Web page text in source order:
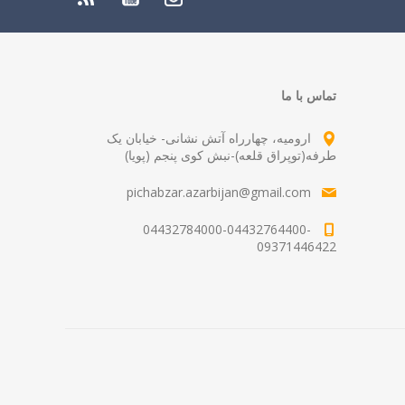
تماس با ما
ارومیه، چهارراه آتش نشانی- خیابان یک
طرفه(توپراق قلعه)-نبش کوی پنجم (پویا)
pichabzar.azarbijan@gmail.com
04432784000-04432764400-
09371446422